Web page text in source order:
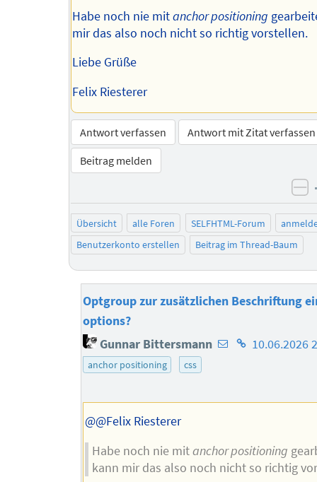
Habe noch nie mitanchor positioning
mir das also noch nicht so richtig vorstellen.
Liebe Grüße
Felix Riesterer
Antwort verfassen
Antwort mit Zitat verfassen
Beitrag melden
Übersicht alle Foren SELFHTML-Forum
Benutzerkonto erstellen
Beitrag im Thread-Baum
Optgroup zur zusätzlichen Beschriftung
options?
Gunnar Bittersmann E-
des
Homepage
10.06.2026
anchor positioning css
@@Felix Riesterer
Habe noch nie mitanchor positioning
kann mir das also noch nicht so richtig